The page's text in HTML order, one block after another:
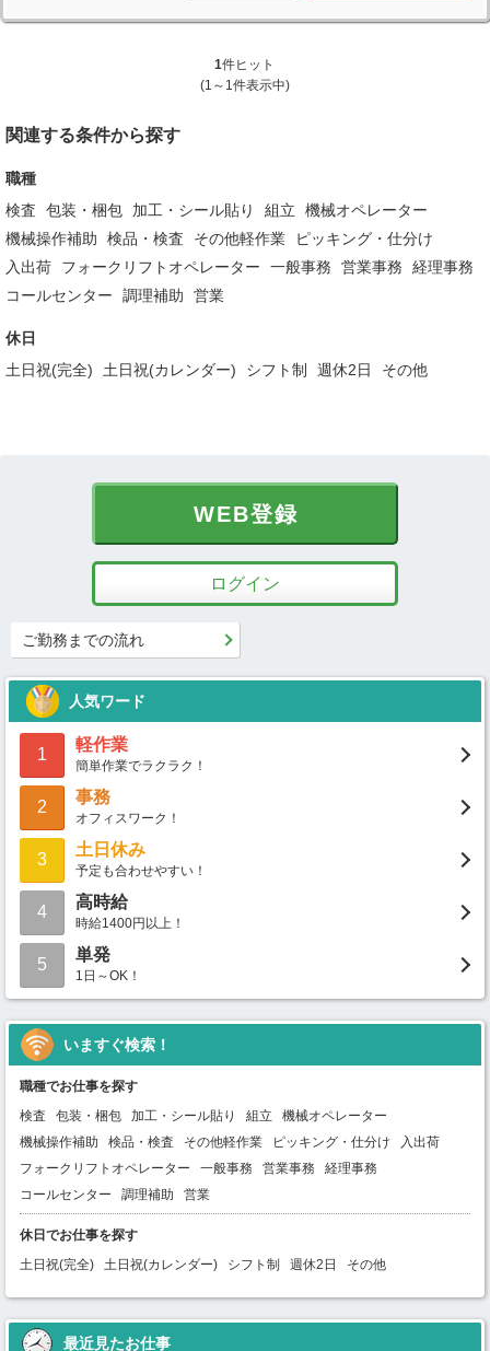
1件ヒット
(1～1件表示中)
関連する条件から探す
職種
検査
包装・梱包 加工・シール貼り 組立
機械オペレーター
機械操作補助
検品・検査 その他軽作業
ピッキング・仕分け
入出荷
フォークリフトオペレーター 一般事務 営業事務
経理事務
コールセンター
調理補助 営業
休日
土日祝(完全)
土日祝(カレンダー) シフト制 週休2日 その他
WEB登録
ログイン
ご勤務までの流れ
人気ワード
1
軽作業
簡単作業でラクラク！
2
事務
オフィスワーク！
3
土日休み
予定も合わせやすい！
4
高時給
時給1400円以上！
5
単発
1日～OK！
いますぐ検索！
職種でお仕事を探す
検査
包装・梱包 加工・シール貼り 組立
機械オペレーター
機械操作補助
検品・検査 その他軽作業 ピッキング・仕分け
入出荷
フォークリフトオペレーター
一般事務 営業事務
経理事務
コールセンター
調理補助 営業
休日でお仕事を探す
土日祝(完全)
土日祝(カレンダー) シフト制 週休2日 その他
最近見たお仕事